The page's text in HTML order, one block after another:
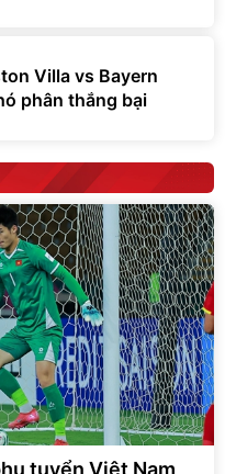
Villa vs Bayern
phân thắng bại
tuyển Việt Nam